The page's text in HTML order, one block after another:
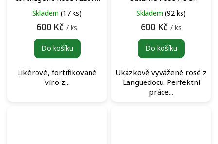
Skladem (17 ks)
600 Kč / ks
Do košíku
Likérové, fortifikované
víno z...
růžové víno
Skladem (92 ks)
600 Kč / ks
Do košíku
Ukázkově vyvážené rosé z
Languedocu. Perfektní
práce...